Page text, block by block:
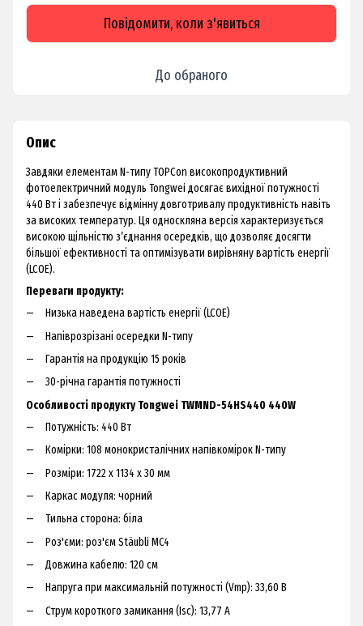
Повідомити, коли з'явиться
До обраного
Опис
Завдяки елементам N-типу TOPCon високопродуктивний
фотоелектричний модуль Tongwei досягає вихідної потужності
440 Вт і забезпечує відмінну довготривалу продуктивність навіть
за високих температур. Ця односкляна версія характеризується
високою щільністю з’єднання осередків, що дозволяє досягти
більшої ефективності та оптимізувати вирівняну вартість енергії
(LCOE).
Переваги продукту:
Низька наведена вартість енергії (LCOE)
Напіврозрізані осередки N-типу
Гарантія на продукцію 15 років
30-річна гарантія потужності
Особливості продукту Tongwei TWMND-54HS440 440W
Потужність: 440 Вт
Комірки: 108 монокристалічних напівкомірок N-типу
Розміри: 1722 x 1134 x 30 мм
Каркас модуля: чорний
Тильна сторона: біла
Роз'єми: роз'єм Stäubli MC4
Довжина кабелю: 120 см
Напруга при максимальній потужності (Vmp): 33,60 В
Струм короткого замикання (Isc): 13,77 A